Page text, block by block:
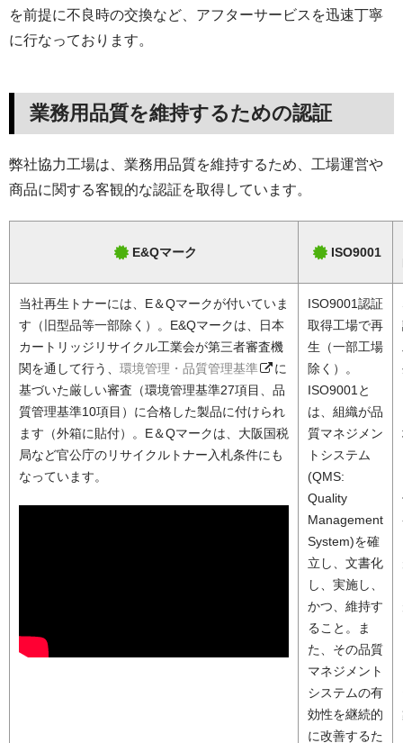
を前提に不良時の交換など、アフターサービスを迅速丁寧
に行なっております。
業務用品質を維持するための認証
弊社協力工場は、業務用品質を維持するため、工場運営や
商品に関する客観的な認証を取得しています。
E&Qマーク ISO9001
当社再生トナーには、E＆Qマークが付いていま
す（旧型品等一部除く）。E&Qマークは、日本
カートリッジリサイクル工業会が第三者審査機
関を通して行う、 環境管理・品質管理基準
に
基づいた厳しい審査（環境管理基準27項目、品
質管理基準10項目）に合格した製品に付けられ
ます（外箱に貼付）。E＆Qマークは、大阪国税
局など官公庁のリサイクルトナー入札条件にも
なっています。
ISO9001認証
取得工場で再
生（一部工場
除く）。
ISO9001と
は、組織が品
質マネジメン
トシステム
(QMS:
Quality
Management
System)を確
立し、文書化
し、実施し、
かつ、維持す
ること。ま
た、その品質
マネジメント
システムの有
効性を継続的
に改善するた